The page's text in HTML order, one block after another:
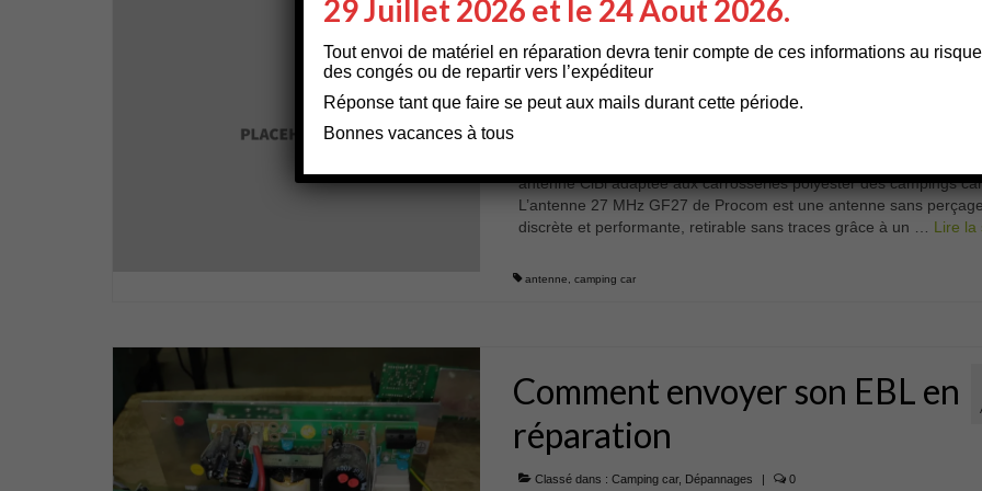
Quelle antenne sur le camping
car ?
antenne CiBi adaptée aux carrosseries polyester des campings
L’antenne 27 MHz GF27 de Procom est une antenne sans perçage,
discrète et performante, retirable sans traces grâce à un … Lire la
antenne camping car
Comment envoyer son EBL en
réparation
Classé dans : Camping car, Dépannages | 0
29 Juillet 2026 et le 24 Aout 2026.
Tout envoi de matériel en réparation devra tenir compte de ces informations au
des congés ou de repartir vers l’expéditeur
Réponse tant que faire se peut aux mails durant cette période.
Bonnes vacances à tous